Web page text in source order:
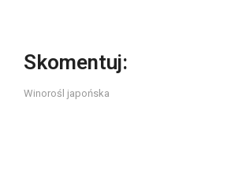
Skomentuj:
Winorośl japońska